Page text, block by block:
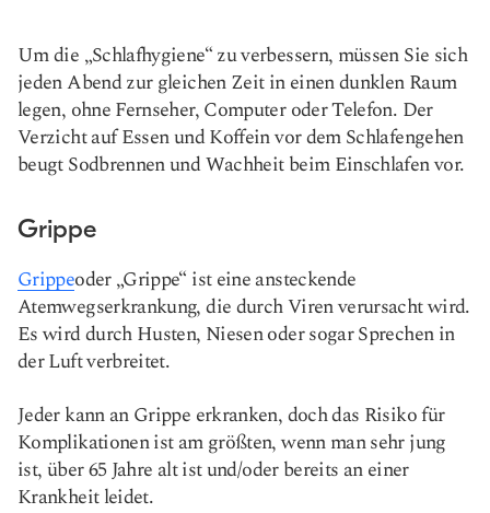
Um die „Schlafhygiene“ zu verbessern, müssen Sie sich
jeden Abend zur gleichen Zeit in einen dunklen Raum
legen, ohne Fernseher, Computer oder Telefon. Der
Verzicht auf Essen und Koffein vor dem Schlafengehen
beugt Sodbrennen und Wachheit beim Einschlafen vor.
Grippe
Grippeoder „Grippe“ ist eine ansteckende
Atemwegserkrankung, die durch Viren verursacht wird.
Es wird durch Husten, Niesen oder sogar Sprechen in
der Luft verbreitet.
Jeder kann an Grippe erkranken, doch das Risiko für
Komplikationen ist am größten, wenn man sehr jung
ist, über 65 Jahre alt ist und/oder bereits an einer
Krankheit leidet.